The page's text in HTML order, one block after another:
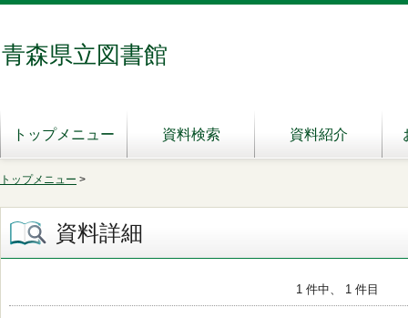
青森県立図書館
トップメニュー 資料検索 資料紹介
トップメニュー >
資料詳細
1 件中、 1 件目